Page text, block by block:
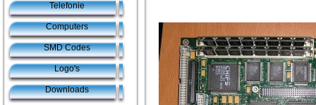
Telefonie
Computers
SMD Codes
Logo's
Downloads